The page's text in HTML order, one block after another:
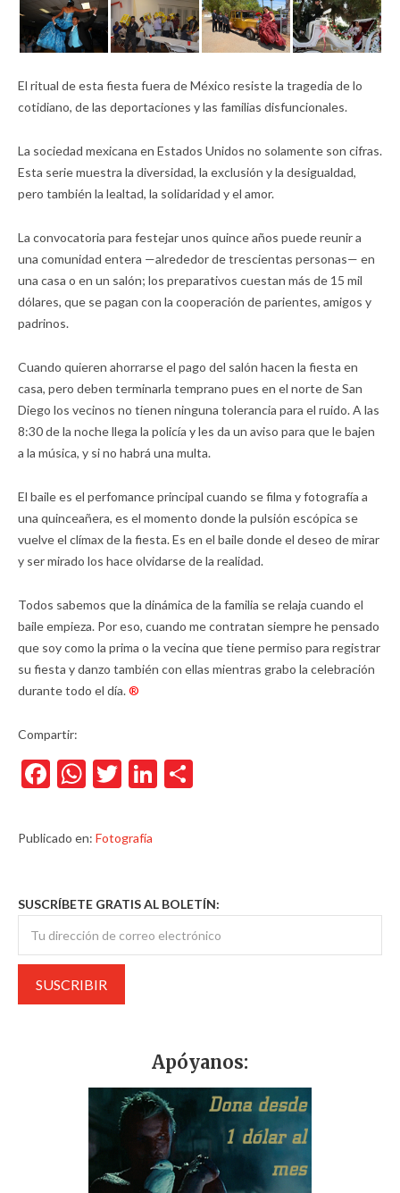
El ritual de esta fiesta fuera de México resiste la tragedia de lo
cotidiano, de las deportaciones y las familias disfuncionales.
La sociedad mexicana en Estados Unidos no solamente son cifras.
Esta serie muestra la diversidad, la exclusión y la desigualdad,
pero también la lealtad, la solidaridad y el amor.
La convocatoria para festejar unos quince años puede reunir a
una comunidad entera —alrededor de trescientas personas— en
una casa o en un salón; los preparativos cuestan más de 15 mil
dólares, que se pagan con la cooperación de parientes, amigos y
padrinos.
Cuando quieren ahorrarse el pago del salón hacen la fiesta en
casa, pero deben terminarla temprano pues en el norte de San
Diego los vecinos no tienen ninguna tolerancia para el ruido. A las
8:30 de la noche llega la policía y les da un aviso para que le bajen
a la música, y si no habrá una multa.
El baile es el perfomance principal cuando se filma y fotografía a
una quinceañera, es el momento donde la pulsión escópica se
vuelve el clímax de la fiesta. Es en el baile donde el deseo de mirar
y ser mirado los hace olvidarse de la realidad.
Todos sabemos que la dinámica de la familia se relaja cuando el
baile empieza. Por eso, cuando me contratan siempre he pensado
que soy como la prima o la vecina que tiene permiso para registrar
su fiesta y danzo también con ellas mientras grabo la celebración
durante todo el día.®
Compartir:
Facebook
WhatsApp
TwitterLinkedIn
Publicado en: Fotografía
SUSCRÍBETE GRATIS AL BOLETÍN:
Apóyanos: